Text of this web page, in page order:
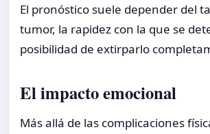
El pronóstico suele depender del
tumor, la rapidez con la que se
posibilidad de extirparlo
El impacto emocional
Más allá de las complicaciones